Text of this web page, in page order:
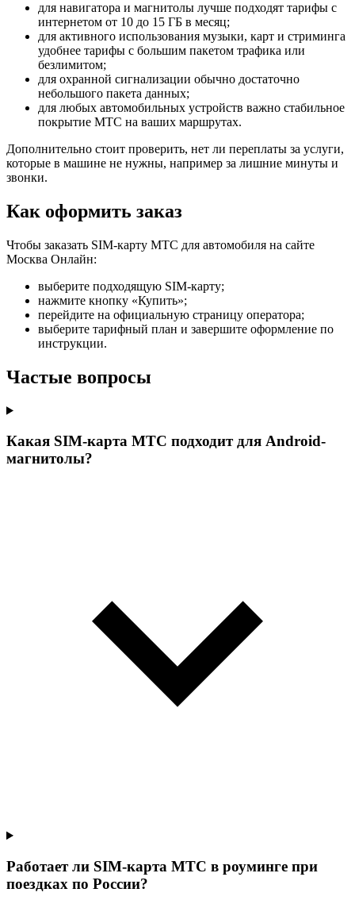
для навигатора и магнитолы лучше подходят тарифы с
интернетом от 10 до 15 ГБ в месяц;
для активного использования музыки, карт и стриминга
удобнее тарифы с большим пакетом трафика или
безлимитом;
для охранной сигнализации обычно достаточно
небольшого пакета данных;
для любых автомобильных устройств важно стабильное
покрытие МТС на ваших маршрутах.
Дополнительно стоит проверить, нет ли переплаты за услуги,
которые в машине не нужны, например за лишние минуты и
звонки.
Как оформить заказ
Чтобы заказать SIM-карту МТС для автомобиля на сайте
Москва Онлайн:
выберите подходящую SIM-карту;
нажмите кнопку «Купить»;
перейдите на официальную страницу оператора;
выберите тарифный план и завершите оформление по
инструкции.
Частые вопросы
Какая SIM-карта МТС подходит для Android-
магнитолы?
Работает ли SIM-карта МТС в роуминге при
поездках по России?